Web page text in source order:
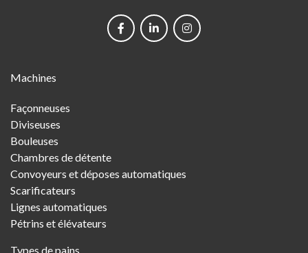
Menu
Machines
Façonneuses
Diviseuses
Bouleuses
Chambres de détente
Convoyeurs et déposes automatiques
Scarificateurs
Lignes automatiques
Pétrins et élévateurs
Types de pains